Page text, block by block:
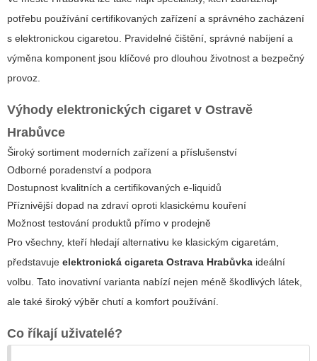
potřebu používání certifikovaných zařízení a správného zacházení
s elektronickou cigaretou. Pravidelné čištění, správné nabíjení a
výměna komponent jsou klíčové pro dlouhou životnost a bezpečný
provoz.
Výhody elektronických cigaret v Ostravě
Hrabůvce
Široký sortiment moderních zařízení a příslušenství
Odborné poradenství a podpora
Dostupnost kvalitních a certifikovaných e-liquidů
Příznivější dopad na zdraví oproti klasickému kouření
Možnost testování produktů přímo v prodejně
Pro všechny, kteří hledají alternativu ke klasickým cigaretám,
představuje elektronická cigareta Ostrava Hrabůvka ideální
volbu. Tato inovativní varianta nabízí nejen méně škodlivých látek,
ale také široký výběr chutí a komfort používání.
Co říkají uživatelé?